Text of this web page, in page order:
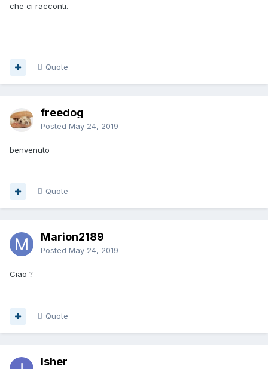
che ci racconti.
Quote
freedog
Posted May 24, 2019
benvenuto
Quote
Marion2189
Posted May 24, 2019
Ciao ?
Quote
Isher